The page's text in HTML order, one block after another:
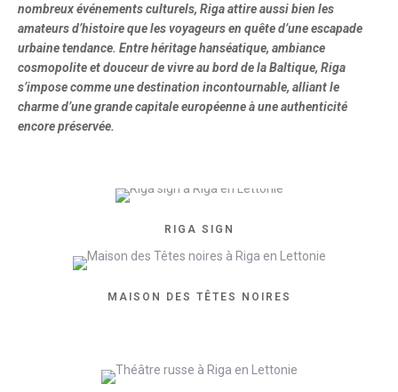
nombreux événements culturels, Riga attire aussi bien les
amateurs d’histoire que les voyageurs en quête d’une escapade
urbaine tendance. Entre héritage hanséatique, ambiance
cosmopolite et douceur de vivre au bord de la Baltique, Riga
s’impose comme une destination incontournable, alliant le
charme d’une grande capitale européenne à une authenticité
encore préservée.
RIGA SIGN
MAISON DES TÊTES NOIRES